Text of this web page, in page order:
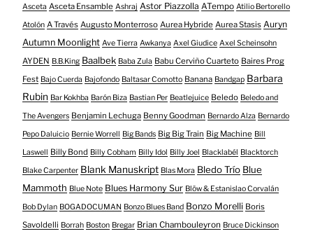
Asceta Asceta Ensamble Ashraj Astor Piazzolla ATempo Atilio Bertorello
Atolón A Través Augusto Monterroso Aurea Hybride Aurea Stasis Auryn
Autumn Moonlight Ave Tierra Awkanya Axel Giudice Axel Scheinsohn
AYDEN B.B.King Baalbek Baba Zula Babu Cerviño Cuarteto Baires Prog
Fest Bajo Cuerda Bajofondo Baltasar Comotto Banana Bandgap Barbara
Rubin Bar Kokhba Barón Biza Bastian Per Beatlejuice Beledo Beledo and
The Avengers Benjamin Lechuga Benny Goodman Bernardo Alza Bernardo
Pepo Daluicio Bernie Worrell Big Bands Big Big Train Big Machine Bill
Laswell
Billy Bond Billy Cobham Billy Idol Billy Joel Blacklabél Blacktorch
Blake Carpenter Blank Manuskript Blas Mora Bledo Trío Blue
Mammoth Blue Note Blues Harmony Sur Blöw & Estanislao Corvalán
Bob Dylan BOGADOCUMAN Bonzo Blues Band Bonzo Morelli Boris
Savoldelli Borrah Boston Bregar Brian Chambouleyron Bruce Dickinson